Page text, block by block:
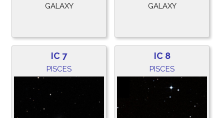
GALAXY GALAXY
IC 7
PISCES
IC 8
PISCES